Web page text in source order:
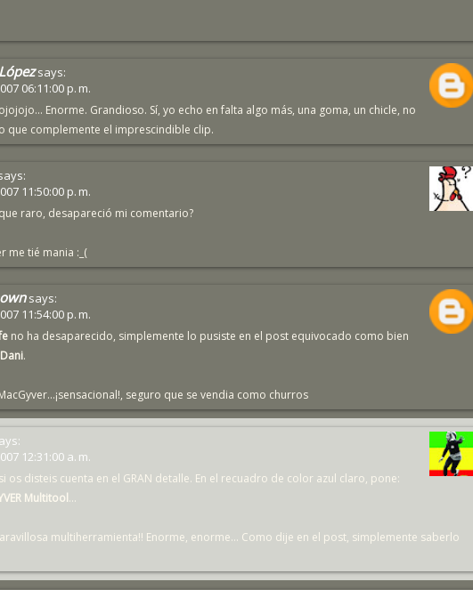
says:
06:11:00 p. m.
Enorme. Grandioso. Sí, yo echo en falta algo más, una goma, un chicle, no
que complemente el imprescindible clip.
11:50:00 p. m.
raro, desapareció mi comentario?
me tié mania :_(
says:
11:54:00 p. m.
no ha desaparecido, simplemente lo pusiste en el post equivocado como bien
Dani.
seguro que se vendia como churros
12:31:00 a. m.
os disteis cuenta en el GRAN detalle. En el recuadro de color azul claro, pone:
Multitool ...
multiherramienta!! Enorme, enorme... Como dije en el post, simplemente saberlo